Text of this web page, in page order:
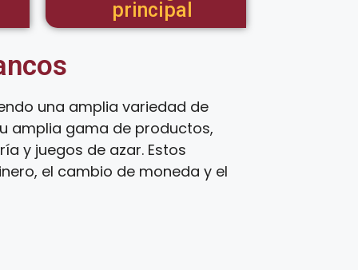
principal
una amplia variedad de
amplia gama de productos,
y juegos de azar. Estos
el cambio de moneda y el